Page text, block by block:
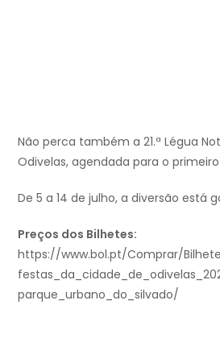
Não perca também a 21.ª Légua
Odivelas, agendada para o
De 5 a 14 de julho, a diversão está
Preços dos Bilhetes:
https://www.bol.pt/Comprar/
parque_urbano_do_silvado/